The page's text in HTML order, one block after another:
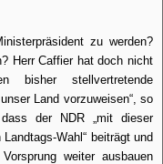
zu werden?
Herr Caffier hat doch nicht
bisher stellvertretende
Land vorzuweisen“, so
der NDR „mit dieser
Wahl“ beiträgt und
weiter ausbauen